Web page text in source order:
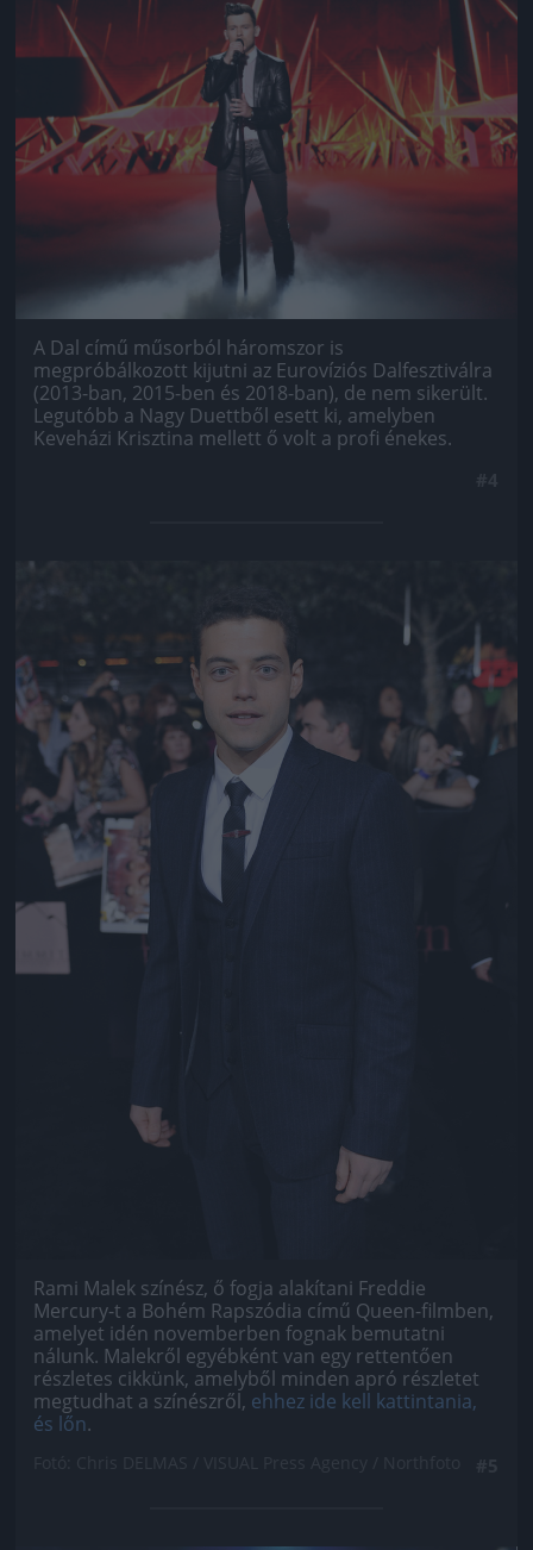
Jön még kép!
A Dal című műsorból háromszor is
megpróbálkozott kijutni az Eurovíziós Dalfesztiválra
(2013-ban, 2015-ben és 2018-ban), de nem sikerült.
Legutóbb a Nagy Duettből esett ki, amelyben
Keveházi Krisztina mellett ő volt a profi énekes.
Rami Malek színész, ő fogja alakítani Freddie
Mercury-t a Bohém Rapszódia című Queen-filmben,
amelyet idén novemberben fognak bemutatni
nálunk. Malekről egyébként van egy rettentően
részletes cikkünk, amelyből minden apró részletet
megtudhat a színészről, ehhez ide kell kattintania,
és lőn.